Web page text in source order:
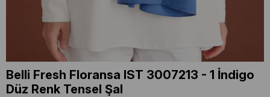
Belli Fresh Floransa IST 3007213 - 1 İndigo
Düz Renk Tensel Şal